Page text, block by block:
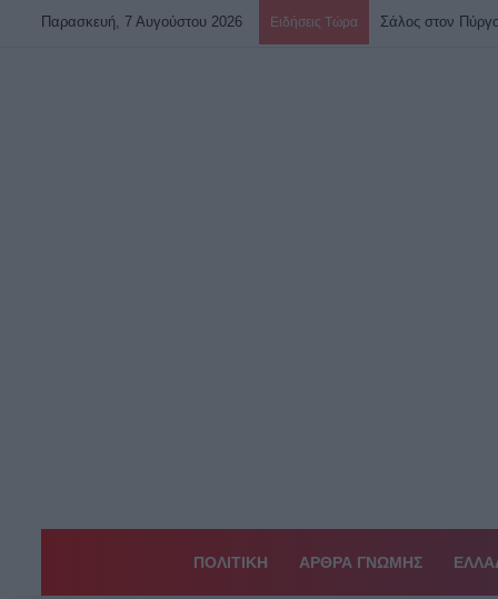
Παρασκευή, 7 Αυγούστου 2026 Ειδήσεις Τώρα
ΠΟΛΙΤΙΚΗ ΑΡΘΡΑ ΓΝΩΜΗΣ